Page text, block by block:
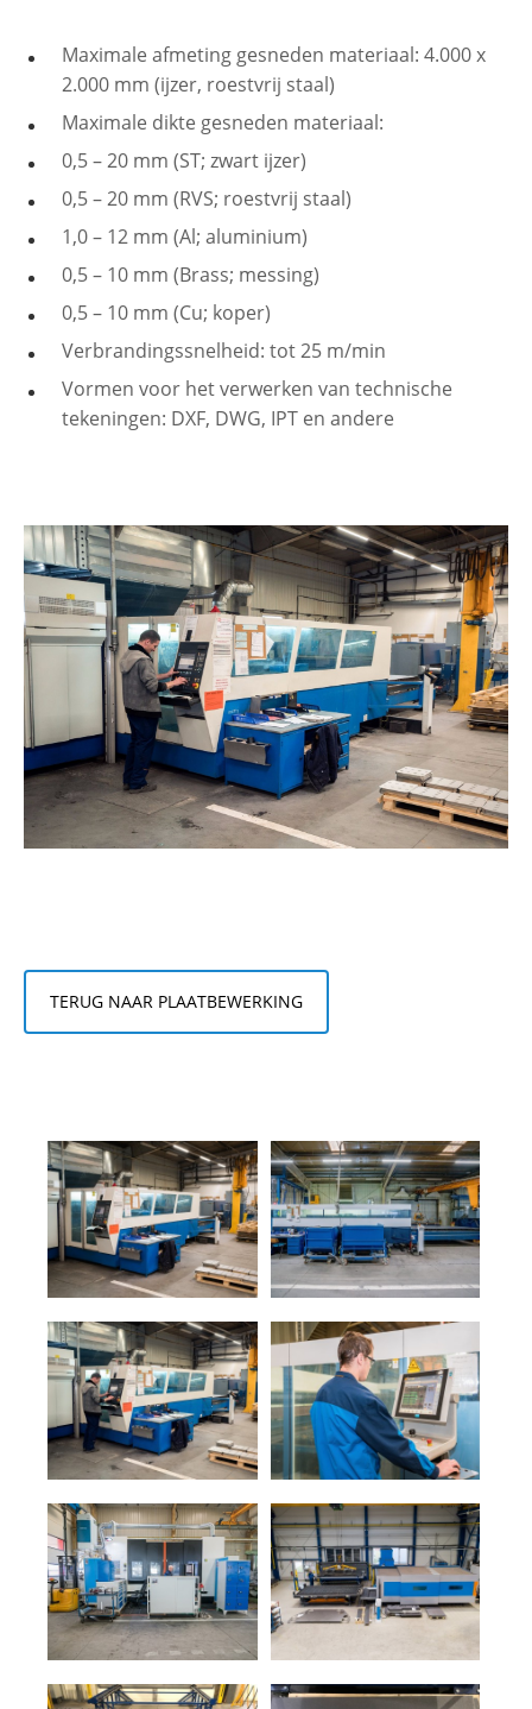
Maximale afmeting gesneden materiaal: 4.000 x
2.000 mm (ijzer, roestvrij staal)
Maximale dikte gesneden materiaal:
0,5 – 20 mm (ST; zwart ijzer)
0,5 – 20 mm (RVS; roestvrij staal)
1,0 – 12 mm (Al; aluminium)
0,5 – 10 mm (Brass; messing)
0,5 – 10 mm (Cu; koper)
Verbrandingssnelheid: tot 25 m/min
Vormen voor het verwerken van technische
tekeningen: DXF, DWG, IPT en andere
TERUG NAAR PLAATBEWERKING